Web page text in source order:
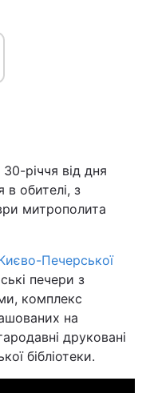
річчя від дня
в обителі, з
митрополита
Печерської
печери з
комплекс
на
друковані
бібліотеки.